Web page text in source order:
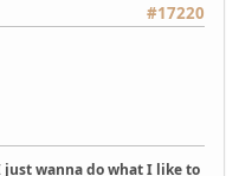
#17220
wanna do what I like to